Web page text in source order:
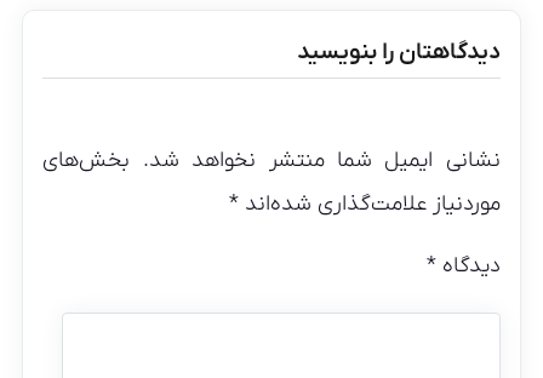
دیدگاهتان را بنویسید
نشانی ایمیل شما منتشر نخواهد شد. بخش‌های
موردنیاز علامت‌گذاری شده‌اند*
دیدگاه*